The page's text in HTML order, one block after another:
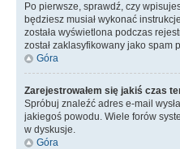
Po pierwsze, sprawdź, czy
będziesz musiał wykonać
została wyświetlona podczas
został zaklasyfikowany jako spam
Góra
Zarejestrowałem się jakiś czas
Spróbuj znaleźć adres e-mail
jakiegoś powodu. Wiele forów
w dyskusje.
Góra